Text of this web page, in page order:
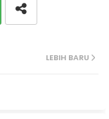
LEBIH BARU